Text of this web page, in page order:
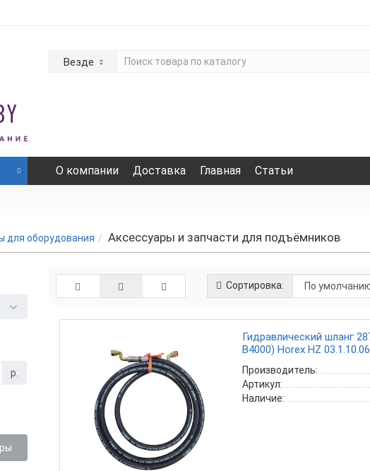
Везде
О компании Доставка Главная Статьи
для оборудования Аксессуары и запчасти для подъёмников
р.
Сортировка:
Гидравлический шланг
B4000) Horex HZ
Производитель:
Артикул:
Наличие: